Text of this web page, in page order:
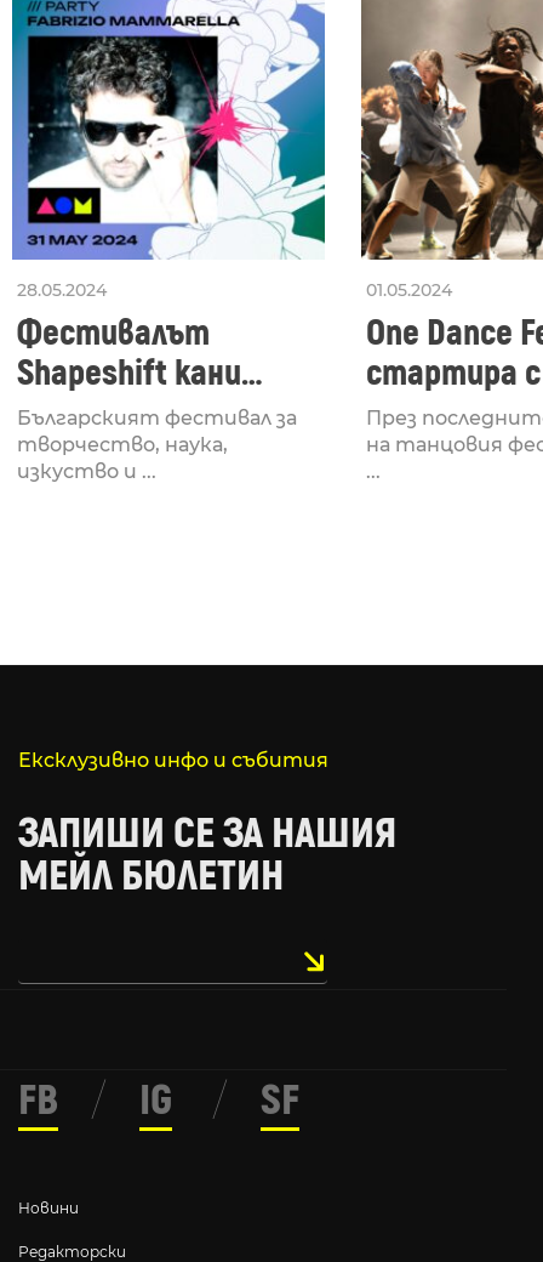
28.05.2024
Фестивалът
Shapeshift кани
Fabrizio Mammarella
за откриването си
Българският фестивал за
творчество, наука,
изкуство и ...
01.05.2024
One Dance
стартира
Lucid,
рейв
През
на танцовия
...
Ексклузивно инфо и събития
ЗАПИШИ СЕ ЗА НАШИЯ
МЕЙЛ БЮЛЕТИН
Новини
Редакторски
FB / IG / SF